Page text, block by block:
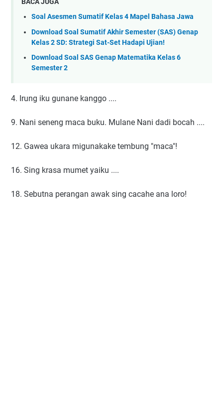
Soal Asesmen Sumatif Kelas 4 Mapel Bahasa Jawa
Download Soal Sumatif Akhir Semester (SAS) Genap
Kelas 2 SD: Strategi Sat-Set Hadapi Ujian!
Download Soal SAS Genap Matematika Kelas 6
Semester 2
4. Irung iku gunane kanggo ....
9. Nani seneng maca buku. Mulane Nani dadi bocah ....
12. Gawea ukara migunakake tembung "maca"!
16. Sing krasa mumet yaiku ....
18. Sebutna perangan awak sing cacahe ana loro!